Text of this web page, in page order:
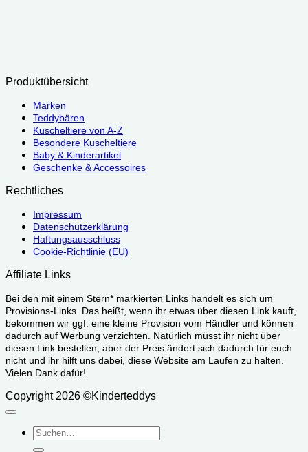
Produktübersicht
Marken
Teddybären
Kuscheltiere von A-Z
Besondere Kuscheltiere
Baby & Kinderartikel
Geschenke & Accessoires
Rechtliches
Impressum
Datenschutzerklärung
Haftungsausschluss
Cookie-Richtlinie (EU)
Affiliate Links
Bei den mit einem Stern* markierten Links handelt es sich um
Provisions-Links. Das heißt, wenn ihr etwas über diesen Link kauft,
bekommen wir ggf. eine kleine Provision vom Händler und können
dadurch auf Werbung verzichten. Natürlich müsst ihr nicht über
diesen Link bestellen, aber der Preis ändert sich dadurch für euch
nicht und ihr hilft uns dabei, diese Website am Laufen zu halten.
Vielen Dank dafür!
Copyright 2026 ©Kinderteddys
Suchen
nach: